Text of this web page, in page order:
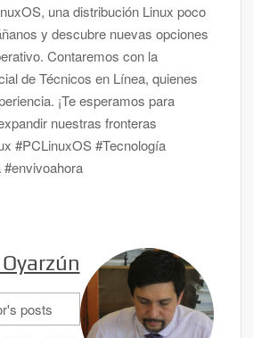
una distribución Linux poco
y descubre nuevas opciones
Contaremos con la
de Técnicos en Línea, quienes
¡Te esperamos para
nuestras fronteras
#PCLinuxOS #Tecnología
posts